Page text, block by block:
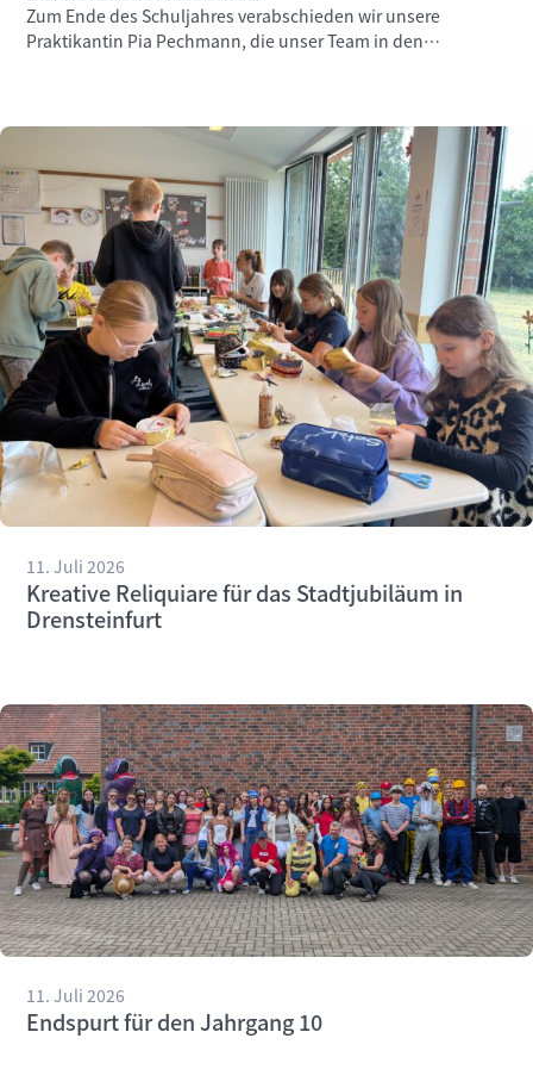
Zum Ende des Schuljahres verabschieden wir unsere
Praktikantin Pia Pechmann, die unser Team in den
11. Juli 2026
Kreative Reliquiare für das Stadtjubiläum in
Drensteinfurt
11. Juli 2026
Endspurt für den Jahrgang 10